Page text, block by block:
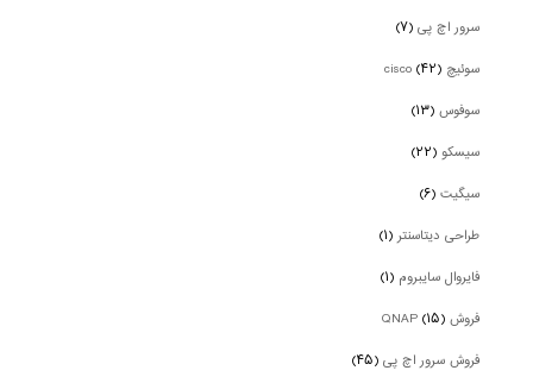
سرور اچ پی(۷)
سوئیچ cisco (۴۲)
سوفوس(۱۳)
سیسکو(۲۲)
سیگیت(۶)
طراحی دیتاسنتر(۱)
فایروال سایبروم (۱)
فروش QNAP (۱۵)
فروش سرور اچ پی(۴۵)